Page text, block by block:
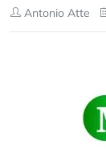
Antonio Atte